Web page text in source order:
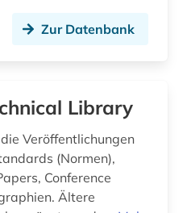
internationaler kreditmarkt (1)
kernenergiewirtschaft (1)
Zur Datenbank
Library
Veröffentlichungen
(Normen),
Conference
Ältere